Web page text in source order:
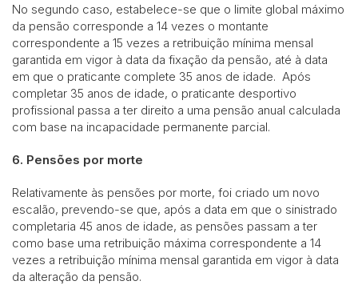
No segundo caso, estabelece-se que o limite global máximo
da pensão corresponde a 14 vezes o montante
correspondente a 15 vezes a retribuição mínima mensal
garantida em vigor à data da fixação da pensão, até à data
em que o praticante complete 35 anos de idade. Após
completar 35 anos de idade, o praticante desportivo
profissional passa a ter direito a uma pensão anual calculada
com base na incapacidade permanente parcial.
6. Pensões por morte
Relativamente às pensões por morte, foi criado um novo
escalão, prevendo-se que, após a data em que o sinistrado
completaria 45 anos de idade, as pensões passam a ter
como base uma retribuição máxima correspondente a 14
vezes a retribuição mínima mensal garantida em vigor à data
da alteração da pensão.